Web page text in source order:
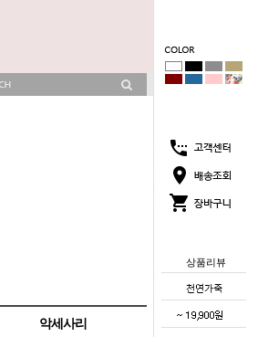
상품리뷰
악세사리